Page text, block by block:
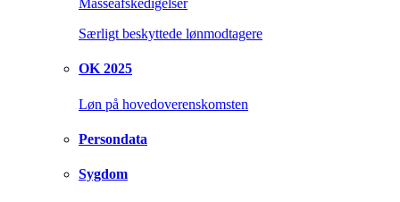
Masseafskedigelser
Særligt beskyttede lønmodtagere
OK 2025
Løn på hovedoverenskomsten
Persondata
Sygdom